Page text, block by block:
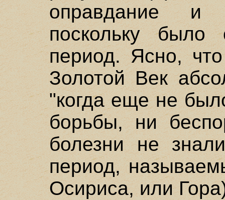
оправдание и
поскольку было
период. Ясно,
Золотой Век
"когда еще не
борьбы, ни
болезни не
период,
Осириса, или